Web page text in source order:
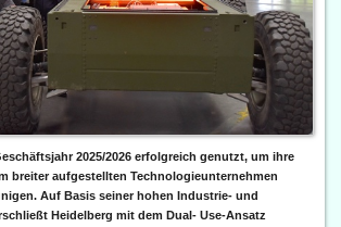
2025/2026 erfolgreich genutzt, um ihre
breiter aufgestellten Technologieunternehmen
Auf Basis seiner hohen Industrie- und
Heidelberg mit dem Dual- Use-Ansatz